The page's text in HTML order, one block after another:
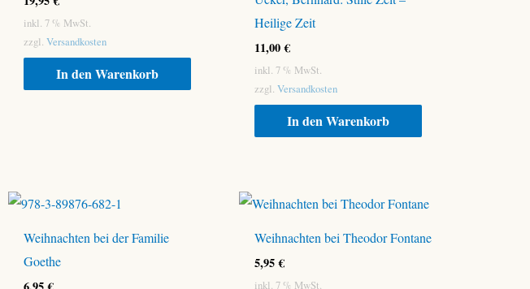
inkl. 7 % MwSt.
zzgl.Versandkosten
In den Warenkorb
Heilige Zeit
11,00€
inkl. 7 % MwSt.
zzgl. Versandkosten
In den Warenkorb
Weihnachten bei der Familie
Goethe
Weihnachten bei Theodor Fontane
5,95€
inkl. 7 % MwSt.